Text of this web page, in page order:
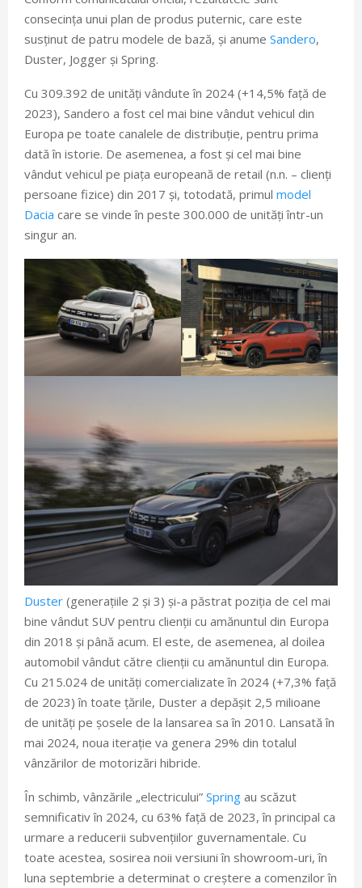
consecința unui plan de produs puternic, care este
susținut de patru modele de bază, și anume Sandero,
Duster, Jogger și Spring.
Cu 309.392 de unități vândute în 2024 (+14,5% față de
2023), Sandero a fost cel mai bine vândut vehicul din
Europa pe toate canalele de distribuție, pentru prima
dată în istorie. De asemenea, a fost și cel mai bine
vândut vehicul pe piața europeană de retail (n.n. – clienți
persoane fizice) din 2017 și, totodată, primul model
Dacia care se vinde în peste 300.000 de unități într-un
singur an.
Duster (generațiile 2 și 3) și-a păstrat poziția de cel mai
bine vândut SUV pentru clienții cu amănuntul din Europa
din 2018 și până acum. El este, de asemenea, al doilea
automobil vândut către clienții cu amănuntul din Europa.
Cu 215.024 de unități comercializate în 2024 (+7,3% față
de 2023) în toate țările, Duster a depășit 2,5 milioane
de unități pe șosele de la lansarea sa în 2010. Lansată în
mai 2024, noua iterație va genera 29% din totalul
vânzărilor de motorizări hibride.
În schimb, vânzările „electricului” Spring au scăzut
semnificativ în 2024, cu 63% față de 2023, în principal ca
urmare a reducerii subvențiilor guvernamentale. Cu
toate acestea, sosirea noii versiuni în showroom-uri, în
luna septembrie a determinat o creștere a comenzilor în